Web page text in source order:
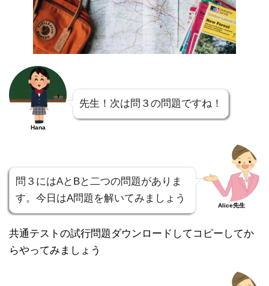
Hana
先生！次は問３の問題ですね！
問３にはAとBと二つの問題がありま
す。今日はA問題を解いてみましょう
Alice先生
共通テストの試行問題ダウンロードしてコピーしてか
らやってみましょう